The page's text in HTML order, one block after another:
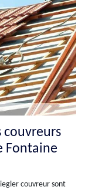
couvreurs
Fontaine
couvreur sont